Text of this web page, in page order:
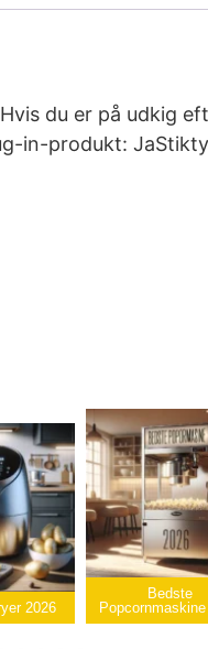
du er på udkig
in-produkt:
2026
Bedste